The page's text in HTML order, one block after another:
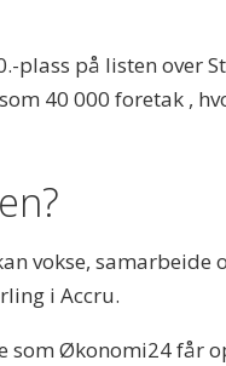
plass på listen over
40 000 foretak ,
vokse, samarbeide
i Accru.
som Økonomi24 får